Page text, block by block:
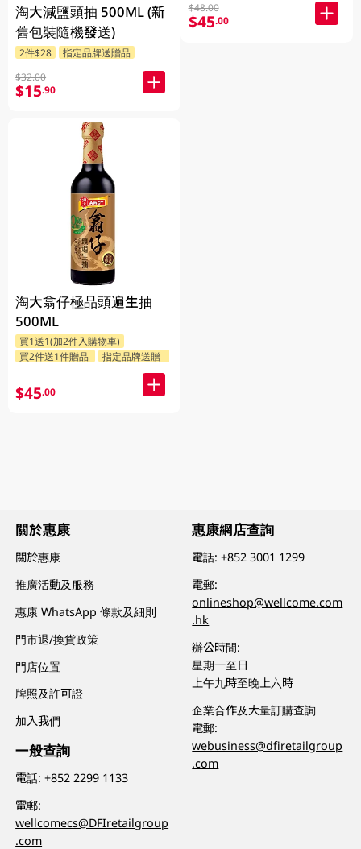
淘大減鹽頭抽 500ML (新
舊包裝隨機發送)
2件$28
指定品牌送贈品
$32.00
$15.90
淘大翕仔極品頭遍生抽
500ML
買1送1(加2件入購物車)
買2件送1件贈品
指定品牌送贈品
$45.00
$48.00
$45.00
關於惠康
關於惠康
推廣活動及服務
惠康 WhatsApp 條款及細則
門市退/換貨政策
門店位置
牌照及許可證
加入我們
一般查詢
電話:+852 2299 1133
電郵:
wellcomecs@DFIretailgroup
.com
惠康網店查詢
電話:+852 3001 1299
電郵:
onlineshop@wellcome.com
.hk
辦公時間:
星期一至日
上午九時至晚上六時
企業合作及大量訂購查詢
電郵:
webusiness@dfiretailgroup
.com